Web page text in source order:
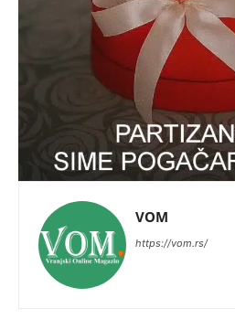
VOM
https://vom.rs/